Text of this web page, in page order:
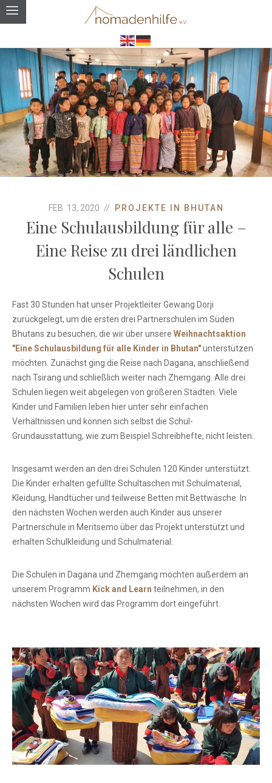
FEB. 13, 2020 PROJEKTE IN BHUTAN
Eine Schulausbildung für alle –
Eine Reise zu drei ländlichen
Schulen
Fast 30 Stunden hat unser Projektleiter Gewang Dorji
zurückgelegt, um die ersten drei Partnerschulen im Süden
Bhutans zu besuchen, die wir über unsere Weihnachtsaktion
"Eine Schulausbildung für alle Kinder in Bhutan"unterstützen
möchten. Zunächst ging die Reise nach Dagana, anschließend
nach Tsirang und schließlich weiter nach Zhemgang. Alle drei
Schulen liegen weit abgelegen von größeren Städten. Viele
Kinder und Familien leben hier unter sehr einfachen
Verhältnissen und können sich selbst die Schul-
Grundausstattung, wie zum Beispiel Schreibhefte, nicht leisten.
Insgesamt werden an den drei Schulen 120 Kinder unterstützt.
Die Kinder erhalten gefüllte Schultaschen mit Schulmaterial,
Kleidung, Handtücher und teilweise Betten mit Bettwäsche. In
den nächsten Wochen werden auch Kinder aus unserer
Partnerschule in Meritsemo über das Projekt unterstützt und
erhalten Schulkleidung und Schulmaterial.
Die Schulen in Dagana und Zhemgang möchten außerdem an
unserem Programm Kick and Learn teilnehmen, in den
nächsten Wochen wird das Programm dort eingeführt.